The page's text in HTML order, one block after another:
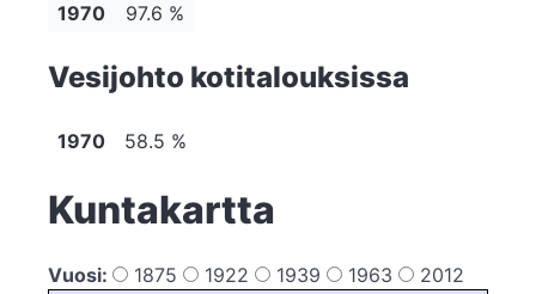
1970
97.6 %
Vesijohto kotitalouksissa
1970 58.5 %
Kuntakartta
Vuosi: 1875 1922 1939 1963 2012